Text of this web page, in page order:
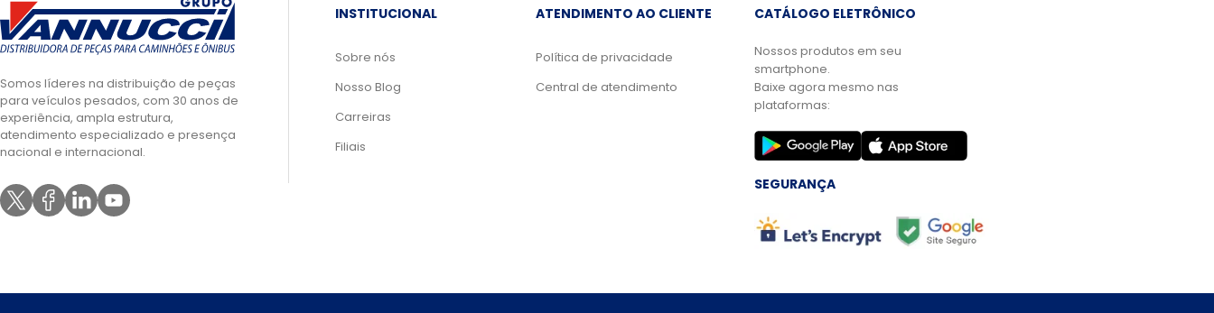
Somos líderes na distribuição de peças
para veículos pesados, com 30 anos de
experiência, ampla estrutura,
atendimento especializado e presença
nacional e internacional.
INSTITUCIONAL
Sobre nós
Nosso Blog
Carreiras
Filiais
ATENDIMENTO AO CLIENTE
Política de privacidade
Central de atendimento
CATÁLOGO ELETRÔNICO
Nossos produtos em seu
smartphone.
Baixe agora mesmo nas
plataformas:
SEGURANÇA